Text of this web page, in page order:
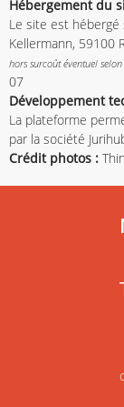
Hébergement du
Le site est hébergé
Kellermann, 59100
hors surcoût éventuel
07
Développement
La plateforme
par la société
Crédit photos :